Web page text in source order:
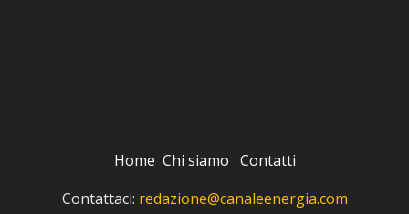
Home Chi siamo Contatti
Contattaci: redazione@canaleenergia.com